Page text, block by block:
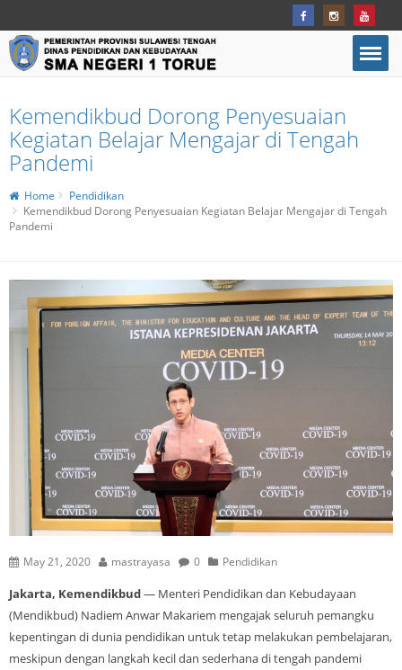
Kemendikbud Dorong Penyesuaian
Kegiatan Belajar Mengajar di Tengah
Pandemi
Home
Pendidikan
Kemendikbud Dorong Penyesuaian Kegiatan Belajar Mengajar di Tengah
Pandemi
May 21, 2020 mastrayasa 0 Pendidikan
Jakarta, Kemendikbud— Menteri Pendidikan dan Kebudayaan
(Mendikbud) Nadiem Anwar Makariem mengajak seluruh pemangku
kepentingan di dunia pendidikan untuk tetap melakukan pembelajaran,
meskipun dengan langkah kecil dan sederhana di tengah pandemi